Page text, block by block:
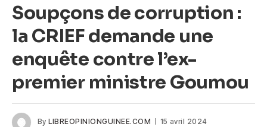
Soupçons de corruption :
la CRIEF demande une
enquête contre l’ex-
premier ministre Goumou
By LIBREOPINIONGUINEE.COM
15 avril 2024